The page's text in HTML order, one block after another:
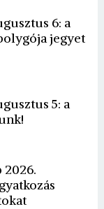
6: a
jegyet
5: a